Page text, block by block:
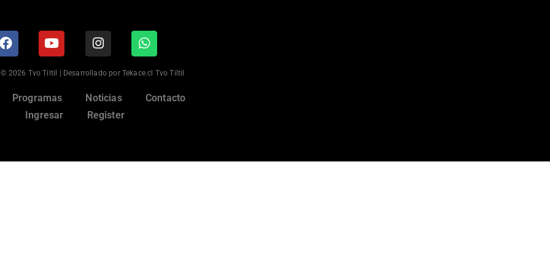
2026 Tvo Tiltil | Desarrollado por Tekace.cl Tvo Tiltil
Programas Noticias
Contacto
Ingresar
Register